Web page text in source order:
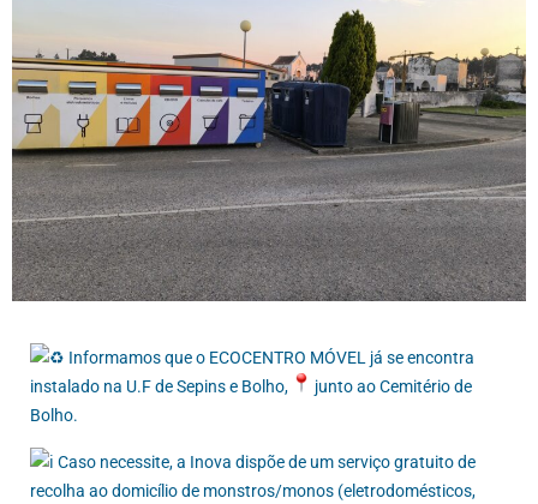
Informamos que o ECOCENTRO MÓVEL já se encontra
instalado na U.F de Sepins e Bolho,
junto ao Cemitério de
Bolho.
Caso necessite, a Inova dispõe de um serviço gratuito de
recolha ao domicílio de monstros/monos (eletrodomésticos,